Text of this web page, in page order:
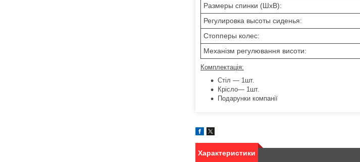
Размеры спинки (ШхВ):
Регулировка высоты сиденья:
Стопперы колес:
Механізм регулювання висоти:
Комплектація:
Стіл ― 1шт.
Крісло― 1шт.
Подарунки компанії
Характеристики